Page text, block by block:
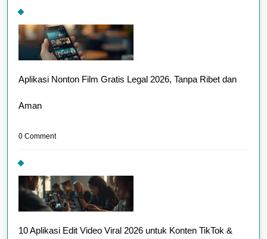
Aplikasi Nonton Film Gratis Legal 2026, Tanpa Ribet dan
Aman
0 Comment
10 Aplikasi Edit Video Viral 2026 untuk Konten TikTok &